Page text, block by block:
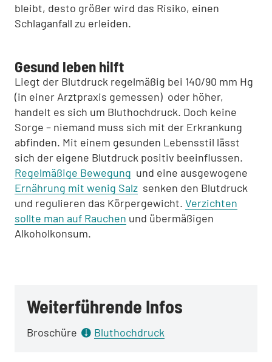
bleibt, desto größer wird das Risiko, einen
Schlaganfall zu erleiden.
Gesund leben hilft
Liegt der Blutdruck regelmäßig bei 140/90 mm Hg
(in einer Arztpraxis gemessen) oder höher,
handelt es sich um Bluthochdruck. Doch keine
Sorge – niemand muss sich mit der Erkrankung
abfinden. Mit einem gesunden Lebensstil lässt
sich der eigene Blutdruck positiv beeinflussen.
Regelmäßige Bewegung und eine ausgewogene
Ernährung mit wenig Salz senken den Blutdruck
und regulieren das Körpergewicht. Verzichten
sollte man auf Rauchen und übermäßigen
Alkoholkonsum.
Weiterführende Infos
Broschüre Bluthochdruck